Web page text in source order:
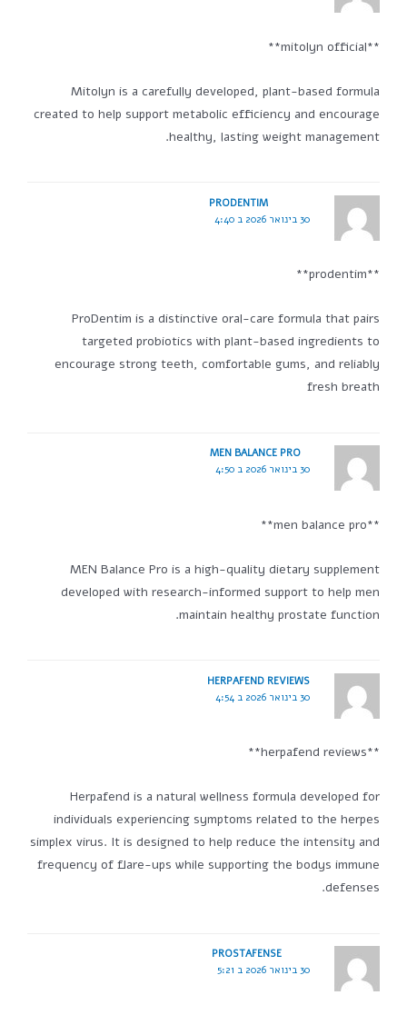
**mitolyn official**
Mitolyn is a carefully developed, plant-based formula
created to help support metabolic efficiency and encourage
healthy, lasting weight management.
PRODENTIM
30 בינואר 2026 ב 4:40
**prodentim**
ProDentim is a distinctive oral-care formula that pairs
targeted probiotics with plant-based ingredients to
encourage strong teeth, comfortable gums, and reliably
fresh breath
MEN BALANCE PRO
30 בינואר 2026 ב 4:50
**men balance pro**
MEN Balance Pro is a high-quality dietary supplement
developed with research-informed support to help men
maintain healthy prostate function.
HERPAFEND REVIEWS
30 בינואר 2026 ב 4:54
**herpafend reviews**
Herpafend is a natural wellness formula developed for
individuals experiencing symptoms related to the herpes
simplex virus. It is designed to help reduce the intensity and
frequency of flare-ups while supporting the bodys immune
defenses.
PROSTAFENSE
30 בינואר 2026 ב 5:21